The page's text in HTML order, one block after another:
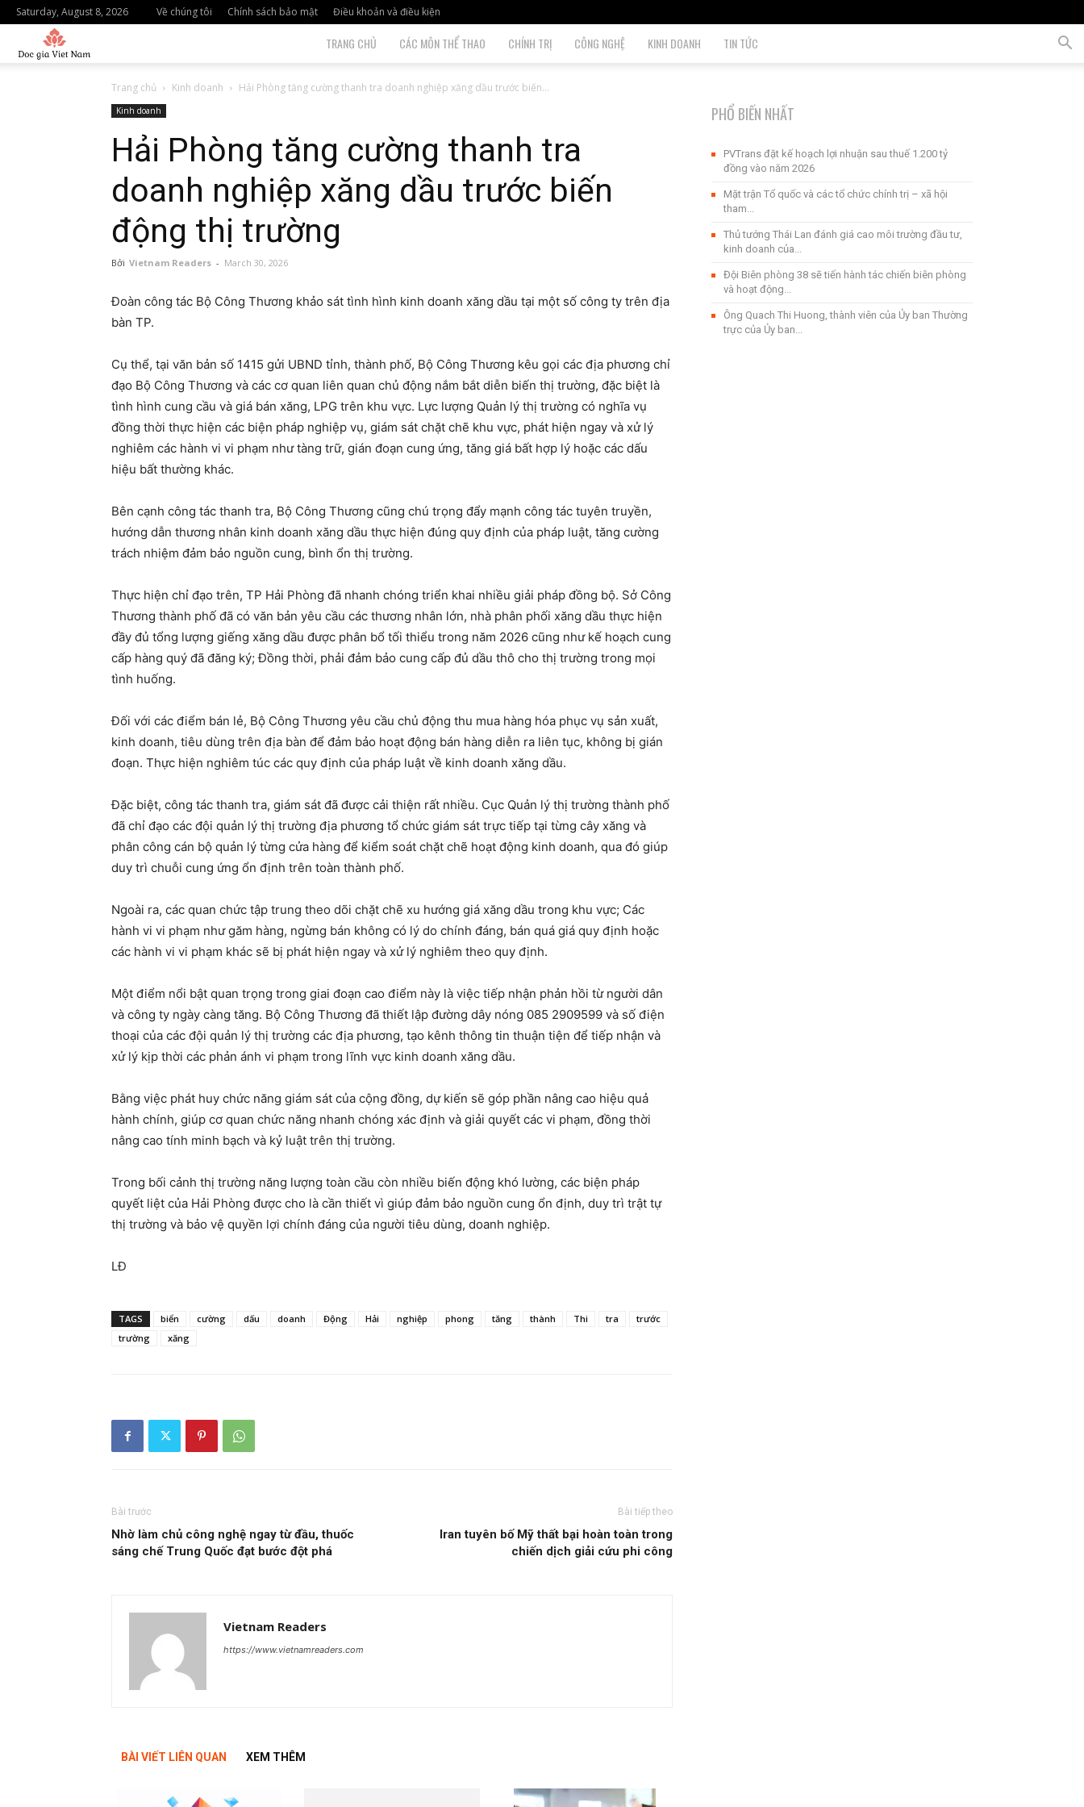
Saturday, August 8, 2026 Về chúng tôi Chính sách bảo mật Điều khoản và điều kiện
nam
TRANG CHỦ CÁC MÔN THỂ THAO CHÍNH TRỊ CÔNG NGHỆ KINH DOANH TIN TỨC
Trang chủ Kinh doanh Hải Phòng tăng cường thanh tra doanh nghiệp xăng dầu trước biến...
Kinh doanh
Hải Phòng tăng cường thanh tra
doanh nghiệp xăng dầu trước biến
động thị trường
Bởi Vietnam Readers - March 30, 2026
Đoàn công tác Bộ Công Thương khảo sát tình hình kinh doanh xăng dầu tại một số công ty trên địa
bàn TP.
Cụ thể, tại văn bản số 1415 gửi UBND tỉnh, thành phố, Bộ Công Thương kêu gọi các địa phương chỉ
đạo Bộ Công Thương và các cơ quan liên quan chủ động nắm bắt diễn biến thị trường, đặc biệt là
tình hình cung cầu và giá bán xăng, LPG trên khu vực. Lực lượng Quản lý thị trường có nghĩa vụ
đồng thời thực hiện các biện pháp nghiệp vụ, giám sát chặt chẽ khu vực, phát hiện ngay và xử lý
nghiêm các hành vi vi phạm như tàng trữ, gián đoạn cung ứng, tăng giá bất hợp lý hoặc các dấu
hiệu bất thường khác.
Bên cạnh công tác thanh tra, Bộ Công Thương cũng chú trọng đẩy mạnh công tác tuyên truyền,
hướng dẫn thương nhân kinh doanh xăng dầu thực hiện đúng quy định của pháp luật, tăng cường
trách nhiệm đảm bảo nguồn cung, bình ổn thị trường.
Thực hiện chỉ đạo trên, TP Hải Phòng đã nhanh chóng triển khai nhiều giải pháp đồng bộ. Sở Công
Thương thành phố đã có văn bản yêu cầu các thương nhân lớn, nhà phân phối xăng dầu thực hiện
đầy đủ tổng lượng giếng xăng dầu được phân bổ tối thiểu trong năm 2026 cũng như kế hoạch cung
cấp hàng quý đã đăng ký; Đồng thời, phải đảm bảo cung cấp đủ dầu thô cho thị trường trong mọi
tình huống.
Đối với các điểm bán lẻ, Bộ Công Thương yêu cầu chủ động thu mua hàng hóa phục vụ sản xuất,
kinh doanh, tiêu dùng trên địa bàn để đảm bảo hoạt động bán hàng diễn ra liên tục, không bị gián
đoạn. Thực hiện nghiêm túc các quy định của pháp luật về kinh doanh xăng dầu.
Đặc biệt, công tác thanh tra, giám sát đã được cải thiện rất nhiều. Cục Quản lý thị trường thành phố
đã chỉ đạo các đội quản lý thị trường địa phương tổ chức giám sát trực tiếp tại từng cây xăng và
phân công cán bộ quản lý từng cửa hàng để kiểm soát chặt chẽ hoạt động kinh doanh, qua đó giúp
duy trì chuỗi cung ứng ổn định trên toàn thành phố.
Ngoài ra, các quan chức tập trung theo dõi chặt chẽ xu hướng giá xăng dầu trong khu vực; Các
hành vi vi phạm như găm hàng, ngừng bán không có lý do chính đáng, bán quá giá quy định hoặc
các hành vi vi phạm khác sẽ bị phát hiện ngay và xử lý nghiêm theo quy định.
Một điểm nổi bật quan trọng trong giai đoạn cao điểm này là việc tiếp nhận phản hồi từ người dân
và công ty ngày càng tăng. Bộ Công Thương đã thiết lập đường dây nóng 085 2909599 và số điện
thoại của các đội quản lý thị trường các địa phương, tạo kênh thông tin thuận tiện để tiếp nhận và
xử lý kịp thời các phản ánh vi phạm trong lĩnh vực kinh doanh xăng dầu.
Bằng việc phát huy chức năng giám sát của cộng đồng, dự kiến ​​sẽ góp phần nâng cao hiệu quả
hành chính, giúp cơ quan chức năng nhanh chóng xác định và giải quyết các vi phạm, đồng thời
nâng cao tính minh bạch và kỷ luật trên thị trường.
Trong bối cảnh thị trường năng lượng toàn cầu còn nhiều biến động khó lường, các biện pháp
quyết liệt của Hải Phòng được cho là cần thiết vì giúp đảm bảo nguồn cung ổn định, duy trì trật tự
thị trường và bảo vệ quyền lợi chính đáng của người tiêu dùng, doanh nghiệp.
LĐ
TAGS biển cường dấu doanh Động Hải nghiệp phong tăng thành Thi tra
trước
trường
xăng
Bài trước
Nhờ làm chủ công nghệ ngay từ đầu, thuốc
sáng chế Trung Quốc đạt bước đột phá
Bài tiếp theo
Iran tuyên bố Mỹ thất bại hoàn toàn trong
chiến dịch giải cứu phi công
Vietnam Readers
https://www.vietnamreaders.com
BÀI VIẾT LIÊN QUAN XEM THÊM
PHỔ BIẾN NHẤT
PVTrans đặt kế hoạch lợi nhuận sau thuế 1.200 tỷ
đồng vào năm 2026
Mặt trận Tổ quốc và các tổ chức chính trị – xã hội
tham...
Thủ tướng Thái Lan đánh giá cao môi trường đầu tư,
kinh doanh của...
Đội Biên phòng 38 sẽ tiến hành tác chiến biên phòng
và hoạt động...
Ông Quach Thi Huong, thành viên của Ủy ban Thường
trực của Ủy ban...